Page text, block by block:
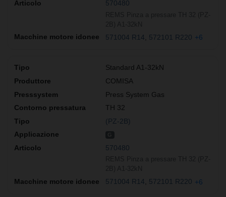
570480
571004 R14 572101 R220 +6
Standard A1-32kN
COMISA
Press System Gas
TH 32
(PZ-2B)
570480
571004 R14 572101 R220 +6